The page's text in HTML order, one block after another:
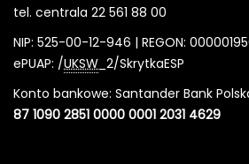
tel. centrala 22 561 88 00
NIP: 525-00-12-946 | REGON:
ePUAP: /UKSW _2/SkrytkaESP
Konto bankowe: Santander Bank
87 1090 2851 0000 0001 2031 4629